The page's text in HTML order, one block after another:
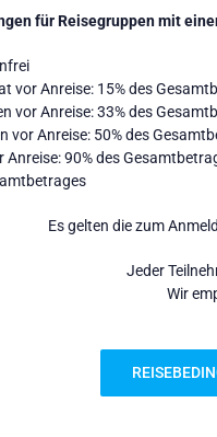
für Reisegruppen mit
vor Anreise: 15% des
vor Anreise: 33% des
vor Anreise: 50% des
90% des
Es gelten die zum
Jeder
Wir